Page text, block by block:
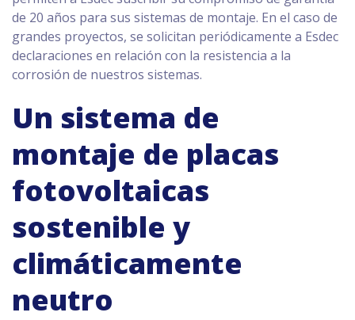
de 20 años para sus sistemas de montaje. En el caso de
grandes proyectos, se solicitan periódicamente a Esdec
declaraciones en relación con la resistencia a la
corrosión de nuestros sistemas.
Un sistema de
montaje de placas
fotovoltaicas
sostenible y
climáticamente
neutro